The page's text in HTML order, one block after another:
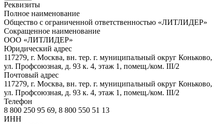
Реквизиты
Полное наименование
Общество с ограниченной ответственностью «ЛИТЛИДЕР»
Сокращенное наименование
ООО «ЛИТЛИДЕР»
Юридический адрес
117279, г. Москва, вн. тер. г. муниципальный округ Коньково,
ул. Профсоюзная, д. 93 к. 4, этаж 1, помещ./ком. III/2
Почтовый адрес
117279, г. Москва, вн. тер. г. муниципальный округ Коньково,
ул. Профсоюзная, д. 93 к. 4, этаж 1, помещ./ком. III/2
Телефон
8 800 250 95 69, 8 800 550 51 13
ИНН